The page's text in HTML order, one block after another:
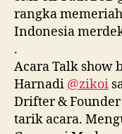
rangka
Indonesia
.
Acara Talk show
Harnadi @zikoi
Drifter &
tarik acara.